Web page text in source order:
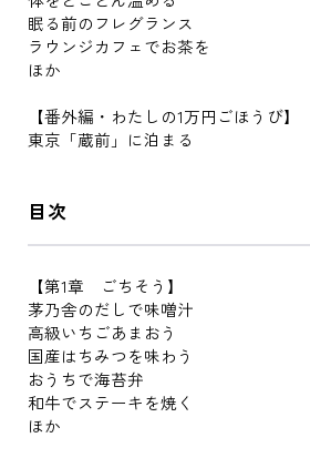
眠る前のフレグランス
ラウンジカフェでお茶を
ほか
【番外編・わたしの1万円ごほうび】
東京「蔵前」に泊まる
目次
【第1章 ごちそう】
茅乃舎のだしで味噌汁
高級いちごあまおう
国産はちみつを味わう
おうちで海苔弁
和牛でステーキを焼く
ほか